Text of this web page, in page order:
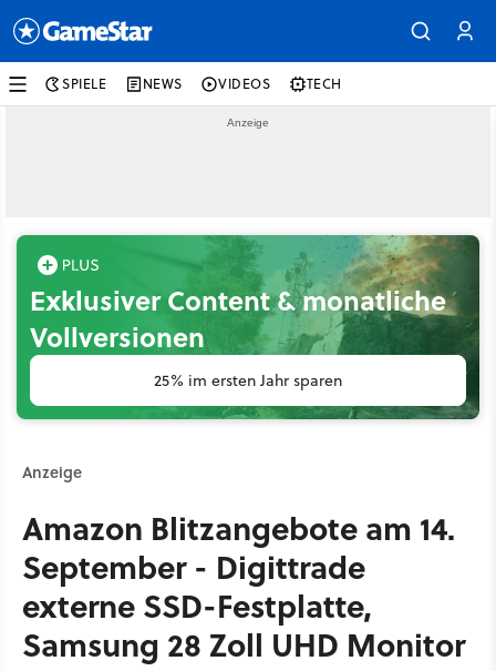
SPIELE NEWS VIDEOS TECH
Exklusiver Content & monatliche
Vollversionen
25% im ersten Jahr sparen
Anzeige
Amazon Blitzangebote am 14.
September - Digittrade
externe SSD-Festplatte,
Samsung 28 Zoll UHD Monitor